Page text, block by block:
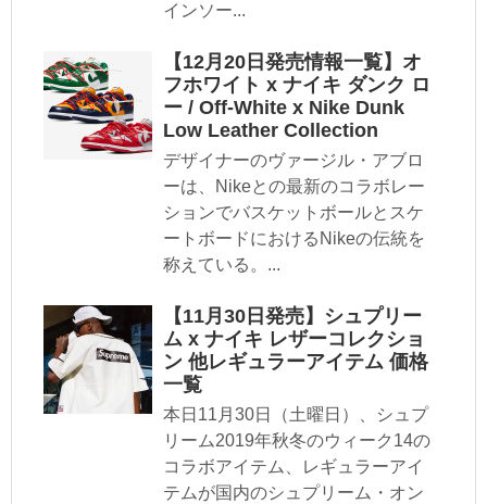
インソー...
【12月20日発売情報一覧】オ
フホワイト x ナイキ ダンク ロ
ー / Off-White x Nike Dunk
Low Leather Collection
デザイナーのヴァージル・アブロ
ーは、Nikeとの最新のコラボレー
ションでバスケットボールとスケ
ートボードにおけるNikeの伝統を
称えている。...
【11月30日発売】シュプリー
ム x ナイキ レザーコレクショ
ン 他レギュラーアイテム 価格
一覧
本日11月30日（土曜日）、シュプ
リーム2019年秋冬のウィーク14の
コラボアイテム、レギュラーアイ
テムが国内のシュプリーム・オン